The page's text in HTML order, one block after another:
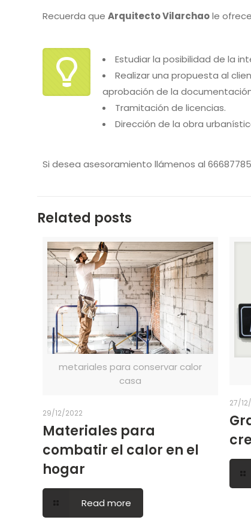
Recuerda queArquitecto Vilarchaole
Estudiar la posibilidad de la
Realizar una propuesta al
aprobación de la
Tramitación de licencias.
Dirección de la obra
Si desea asesoramiento llámenos al
Related posts
metariales para conservar calor
casa
29/12/2022
Materiales para
combatir el calor en el
hogar
Read more
27/